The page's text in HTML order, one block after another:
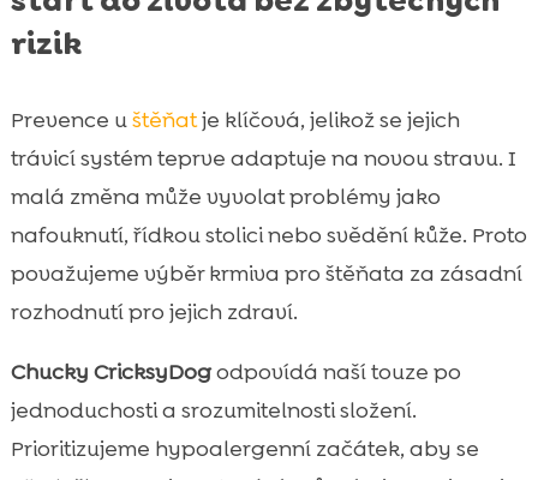
rizik
Prevence uštěňatje klíčová, jelikož se jejich
trávicí systém teprve adaptuje na novou stravu. I
malá změna může vyvolat problémy jako
nafouknutí, řídkou stolici nebo svědění kůže. Proto
považujeme výběr krmiva pro štěňata za zásadní
rozhodnutí pro jejich zdraví.
Chucky CricksyDogodpovídá naší touze po
jednoduchosti a srozumitelnosti složení.
Prioritizujeme hypoalergenní začátek, aby se